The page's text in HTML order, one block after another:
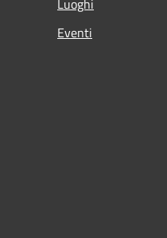
Luoghi
Eventi